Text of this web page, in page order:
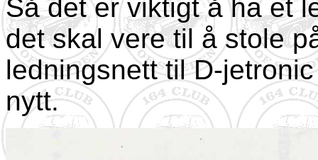
Så det er viktigt å ha et
det skal vere til å stole
ledningsnett til D-
nytt.